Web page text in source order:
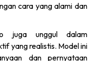
cara yang alami dan
juga unggul dalam
yang realistis. Model ini
dan pernyataan